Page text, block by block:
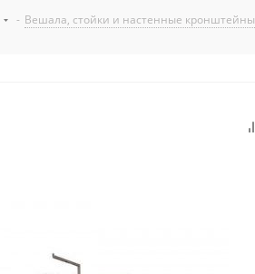
- Вешала, стойки и настенные кронштейны